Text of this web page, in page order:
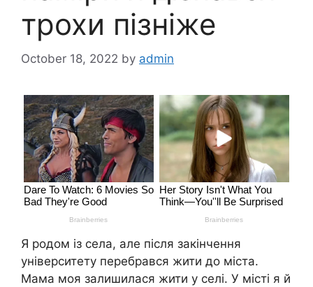
трохи пізніже
October 18, 2022 by admin
Я родом із села, але після закінчення
університету перебрався жити до міста.
Мама моя залишилася жити у селі. У місті я й